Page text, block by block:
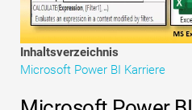
Tutorials zur
Vollständige Form
Inhaltsverzeichnis
Microsoft Power BI Karriere